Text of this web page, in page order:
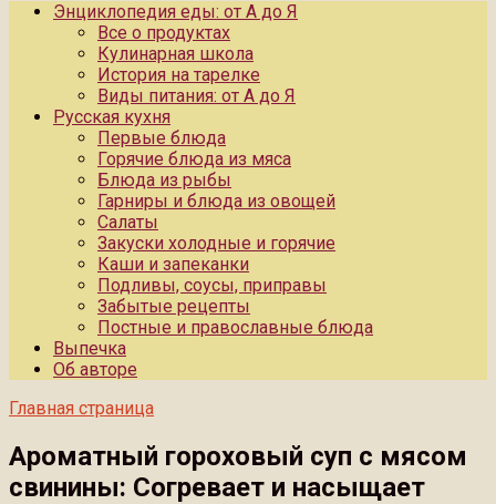
Энциклопедия еды: от А до Я
Все о продуктах
Кулинарная школа
История на тарелке
Виды питания: от А до Я
Русская кухня
Первые блюда
Горячие блюда из мяса
Блюда из рыбы
Гарниры и блюда из овощей
Салаты
Закуски холодные и горячие
Каши и запеканки
Подливы, соусы, приправы
Забытые рецепты
Постные и православные блюда
Выпечка
Об авторе
Главная страница
Ароматный гороховый суп с мясом
свинины: Согревает и насыщает